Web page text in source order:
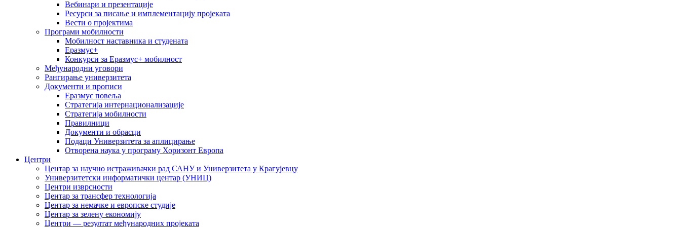
Вебинари и презентације
Ресурси за писање и имплементацију пројеката
Вести о пројектима
Програми мобилности
Мобилност наставника и студената
Еразмус+
Конкурси за Еразмус+ мобилност
Међународни уговори
Рангирање универзитета
Документи и прописи
Еразмус повеља
Стратегија интернационализације
Стратегија мобилности
Правилници
Документи и обрасци
Подаци Универзитета за аплицирање
Отворена наука у програму Хоризонт Европа
Центри
Центар за научно истраживачки рад САНУ и Универзитета у Крагујевцу
Универзитетски информатички центар (УНИЦ)
Центри изврсности
Центар за трансфер технологија
Центар за немачке и европске студије
Центар за зелену економију
Центри — резултат међународних пројеката